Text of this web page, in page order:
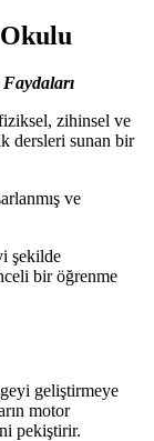
zihinsel ve
dersleri sunan bir
ve
şekilde
bir öğrenme
geliştirmeye
motor
pekiştirir.